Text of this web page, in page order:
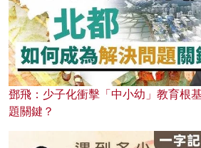
鄧飛：少子化衝擊「中小幼」教育根
題關鍵？